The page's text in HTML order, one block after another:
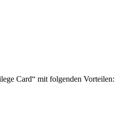
Card“ mit folgenden Vorteilen: